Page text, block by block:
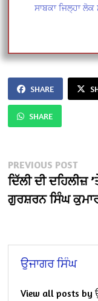
ਸਾਬਕਾ ਜਿਲ੍ਹਾ
SHARE
SHARE
Post
navigation
PREVIOUS POST
post:
ਦਿੱਲੀ ਦੀ ਦਹਿਲੀਜ਼
ਗੁਰਸ਼ਰਨ ਸਿੰਘ
ਉਜਾਗਰ ਸਿੰਘ
View all posts